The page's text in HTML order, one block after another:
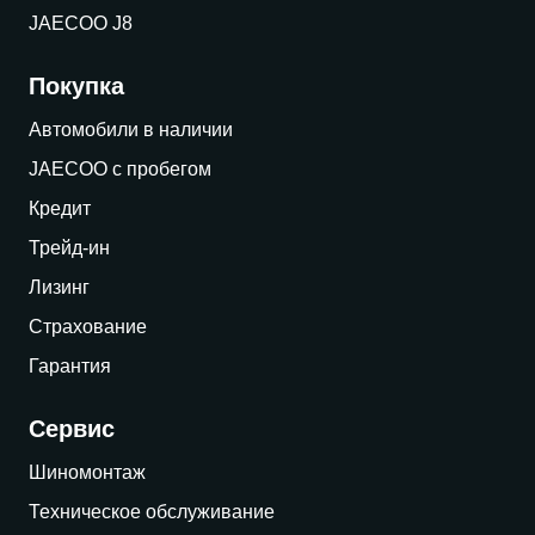
JAECOO J8
Покупка
Автомобили в наличии
JAECOO с пробегом
Кредит
Трейд-ин
Лизинг
Страхование
Гарантия
Сервис
Шиномонтаж
Техническое обслуживание